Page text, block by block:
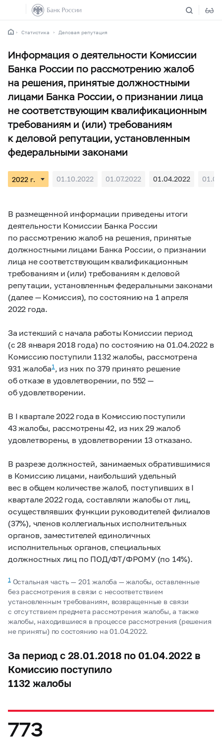
Статистика Деловая репутация
Информация о деятельности Комиссии
Банка России по рассмотрению жалоб
на решения, принятые должностными
лицами Банка России, о признании лица
не соответствующим квалификационным
требованиям и (или) требованиям
к деловой репутации, установленным
федеральными законами
01.10.2022 01.07.2022 01.04.2022
В размещенной информации приведены итоги
деятельности Комиссии Банка России
по рассмотрению жалоб на решения, принятые
должностными лицами Банка России, о признании
лица не соответствующим квалификационным
требованиям и (или) требованиям к деловой
репутации, установленным федеральными законами
(далее — Комиссия), по состоянию на 1 апреля
2022 года.
За истекший с начала работы Комиссии период
(с 28 января 2018 года) по состоянию на 01.04.2022 в
Комиссию поступили 1132 жалобы, рассмотрена
931 жалоба1, из них по 379 принято решение
об отказе в удовлетворении, по 552 —
об удовлетворении.
В I квартале 2022 года в Комиссию поступили
43 жалобы, рассмотрены 42, из них 29 жалоб
удовлетворены, в удовлетворении 13 отказано.
В разрезе должностей, занимаемых обратившимися
в Комиссию лицами, наибольший удельный
вес в общем количестве жалоб, поступивших в I
квартале 2022 года, составляли жалобы от лиц,
осуществлявших функции руководителей филиалов
(37%), членов коллегиальных исполнительных
органов, заместителей единоличных
исполнительных органов, специальных
должностных лиц по ПОД/ФТ/ФРОМУ (по 14%).
1Остальная часть — 201 жалоба — жалобы, оставленные
без рассмотрения в связи с несоответствием
установленным требованиям, возвращенные в связи
с отсутствием предмета рассмотрения жалобы, а также
жалобы, находившиеся в процессе рассмотрения (решения
не приняты) по состоянию на 01.04.2022.
За период с 28.01.2018 по 01.04.2022 в
Комиссию поступило
1132 жалобы
773